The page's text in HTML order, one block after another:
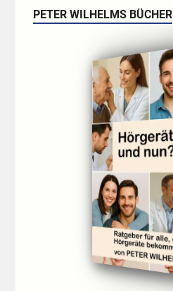
PETER WILHELMS BÜCHER